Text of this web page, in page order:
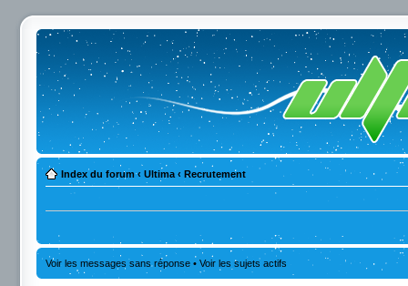
Index du forum ‹ Ultima ‹ Recrutement
Voir les messages sans réponse • Voir les sujets actifs